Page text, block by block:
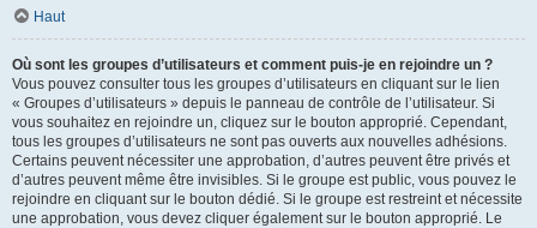
Haut
Où sont les groupes d’utilisateurs et comment puis-je en rejoindre un ?
Vous pouvez consulter tous les groupes d’utilisateurs en cliquant sur le lien
« Groupes d’utilisateurs » depuis le panneau de contrôle de l’utilisateur. Si
vous souhaitez en rejoindre un, cliquez sur le bouton approprié. Cependant,
tous les groupes d’utilisateurs ne sont pas ouverts aux nouvelles adhésions.
Certains peuvent nécessiter une approbation, d’autres peuvent être privés et
d’autres peuvent même être invisibles. Si le groupe est public, vous pouvez le
rejoindre en cliquant sur le bouton dédié. Si le groupe est restreint et nécessite
une approbation, vous devez cliquer également sur le bouton approprié. Le